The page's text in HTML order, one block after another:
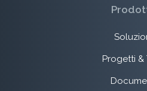
Progetti &